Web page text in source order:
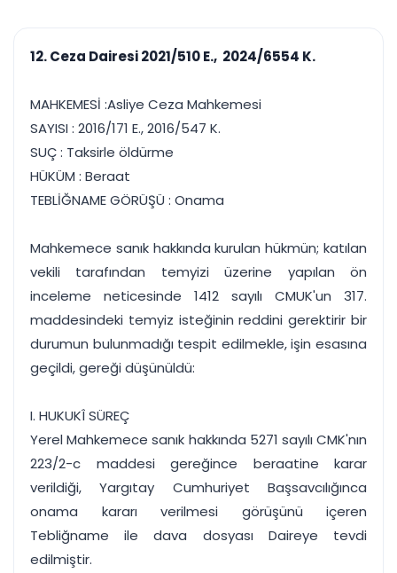
Duruşma ve görev
takvimi
Bildirim
Süreleri asla kaçırmayın
takibi
Tek panelde uçtan uca yönetim
UYAP & UETS entegrasyonundan finansa, hepsi bir arada.
Tüm özellikleri inceleyin
12. Ceza Dairesi 2021/510 E., 2024/6554 K.
MAHKEMESİ :Asliye Ceza Mahkemesi
SAYISI : 2016/171 E., 2016/547 K.
SUÇ : Taksirle öldürme
HÜKÜM : Beraat
TEBLİĞNAME GÖRÜŞÜ : Onama
Mahkemece sanık hakkında kurulan hükmün; katılan
vekili tarafından temyizi üzerine yapılan ön
inceleme neticesinde 1412 sayılı CMUK'un 317.
maddesindeki temyiz isteğinin reddini gerektirir bir
durumun bulunmadığı tespit edilmekle, işin esasına
geçildi, gereği düşünüldü:
I. HUKUKÎ SÜREÇ
Yerel Mahkemece sanık hakkında 5271 sayılı CMK'nın
223/2-c maddesi gereğince beraatine karar
verildiği, Yargıtay Cumhuriyet Başsavcılığınca
onama kararı verilmesi görüşünü içeren
Tebliğname ile dava dosyası Daireye tevdi
edilmiştir.